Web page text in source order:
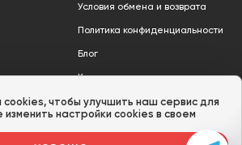
Условия обмена и возврата
Политика конфиденциальности
Блог
Контакты
Акции
cookies, чтобы улучшить наш сервис для
изменить настройки cookies в своем